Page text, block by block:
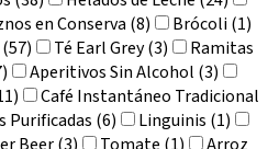
en Conserva (8)
Brócoli (1)
Té Earl Grey (3)
Ramitas
Aperitivos Sin Alcohol (3)
Café Instantáneo Tradicional
Purificadas (6)
Linguinis (1)